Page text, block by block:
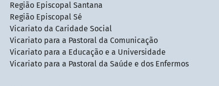
Região Episcopal Santana
Região Episcopal Sé
Vicariato da Caridade Social
Vicariato para a Pastoral da Comunicação
Vicariato para a Educação e a Universidade
Vicariato para a Pastoral da Saúde e dos Enfermos